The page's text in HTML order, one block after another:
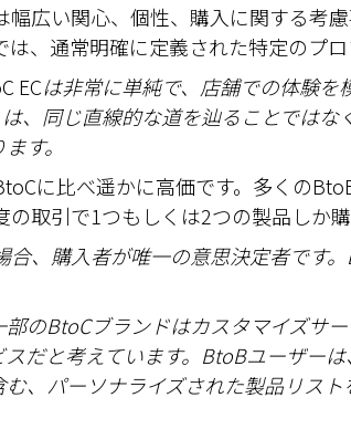
幅広い関心、個性、購入に関する考
、通常明確に定義された特定のプ
ECは非常に単純で、店舗での体験を
は、同じ直線的な道を辿ることではな
す。
に比べ遥かに高価です。多くの
取引で1つもしくは2つの製品しか購
合、購入者が唯一の意思決定者です。
部のBtoCブランドはカスタマイズサー
だと考えています。 BtoBユーザー
む、パーソナライズされた製品リスト